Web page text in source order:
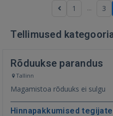
1 ... 3
Tellimused
Rõduukse parandus
Tallinn
Magamistoa rõduuks ei sulgu
Hinnapakkumised